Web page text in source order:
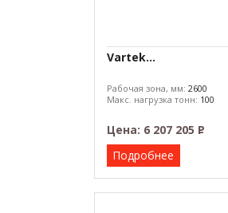
Vartek...
Рабочая зона, мм: 2600
Макс. нагрузка тонн: 100
Цена: 6 207 205 Р
–
Подробнее